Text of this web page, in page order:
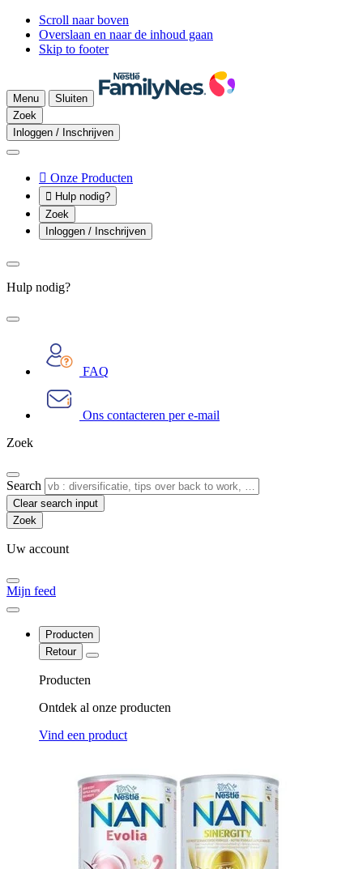
Scroll naar boven
Overslaan en naar de inhoud gaan
Skip to footer
Menu
Sluiten
Zoek
Inloggen / Inschrijven
 Onze Producten
 Hulp nodig?
Zoek
Inloggen / Inschrijven
Hulp nodig?
FAQ
Ons contacteren per e-mail
Zoek
Search
Clear search input
Uw account
Mijn feed
Producten
Retour
Producten
Ontdek al onze producten
Vind een product